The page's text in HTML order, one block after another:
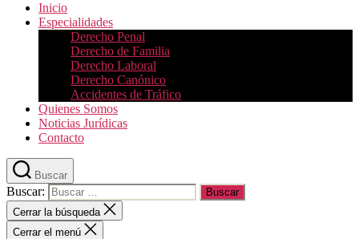
Inicio
Especialidades
Derecho Penal
Derecho de Familia
Derecho Laboral
Derecho Canónico
Accidentes de Tráfico
Quienes Somos
Noticias Jurídicas
Contacto
Buscar
Buscar:
Cerrar la búsqueda
Cerrar el menú